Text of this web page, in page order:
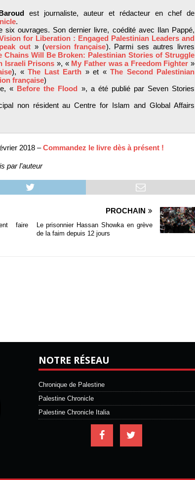
est journaliste, auteur et rédacteur en chef de
.
six ouvrages. Son dernier livre, coédité avec Ilan Pappé,
for Liberation : Engaged Palestinian Leaders and
out» (version française). Parmi ses autres livres
Chains Will Be Broken: Palestinian Stories of Struggle
Israeli Prisons », « My Father was a Freedom Fighter »
), «The Last Earth » et «The Second Palestinian
française)
« Before the Flood », a été publié par Seven Stories
non résident au Centre for Islam and Global Affairs
2018 –Commandez le livre dès à présent !
par l’auteur
faire
PROCHAIN
Le prisonnier Hassan Showka en grève
de la faim depuis 12 jours
NOTRE RÉSEAU
Chronique de Palestine
Palestine Chronicle
Palestine Chronicle Italia